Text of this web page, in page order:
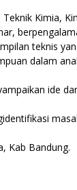
Kimia,
teknis
dalam
ide
Kab Bandung.